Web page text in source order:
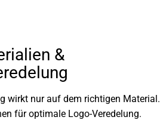
wirkt nur auf dem richtigen
für optimale Logo-Veredelung.
&